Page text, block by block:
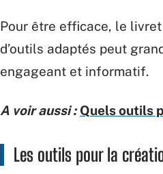
Pour être efficace, le
d’outils adaptés peut
engageant et informatif.
A voir aussi : Quels outils
Les outils pour la